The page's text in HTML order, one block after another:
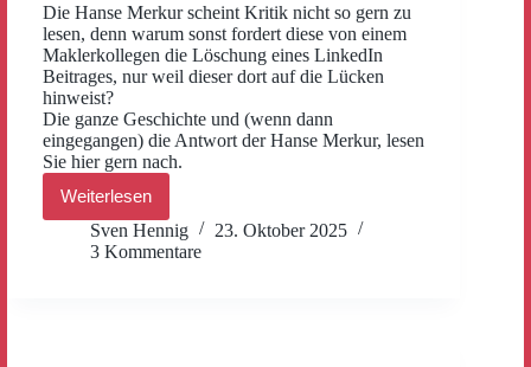
Die Hanse Merkur scheint Kritik nicht so gern zu
lesen, denn warum sonst fordert diese von einem
Maklerkollegen die Löschung eines LinkedIn
Beitrages, nur weil dieser dort auf die Lücken
hinweist?
Die ganze Geschichte und (wenn dann
eingegangen) die Antwort der Hanse Merkur, lesen
Sie hier gern nach.
Weiterlesen
Hanse
Merkur
Krankenversicherung
verhindert
Sven Hennig
23. Oktober 2025
3 Kommentare